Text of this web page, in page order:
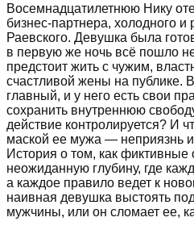
Восемнадцатилетнюю Нику
бизнес-партнера, холодного и
Раевского. Девушка была
в первую же ночь всё пошло
предстоит жить с чужим,
счастливой жены на публике.
главный, и у него есть свои
сохранить внутреннюю
действие контролируется? И
маской ее мужа — неприязнь
История о том, как
неожиданную глубину, где
а каждое правило ведет к
наивная девушка выстоять
мужчины, или он сломает ее,